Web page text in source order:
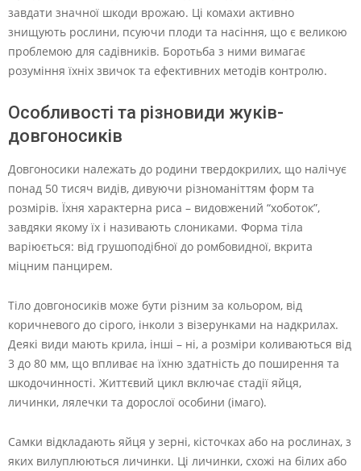
завдати значної шкоди врожаю. Ці комахи активно
знищують рослини, псуючи плоди та насіння, що є великою
проблемою для садівників. Боротьба з ними вимагає
розуміння їхніх звичок та ефективних методів контролю.
Особливості та різновиди жуків-
довгоносиків
Довгоносики належать до родини твердокрилих, що налічує
понад 50 тисяч видів, дивуючи різноманіттям форм та
розмірів. Їхня характерна риса – видовжений “хоботок”,
завдяки якому їх і називають слониками. Форма тіла
варіюється: від грушоподібної до ромбовидної, вкрита
міцним панцирем.
Тіло довгоносиків може бути різним за кольором, від
коричневого до сірого, інколи з візерунками на надкрилах.
Деякі види мають крила, інші – ні, а розміри коливаються від
3 до 80 мм, що впливає на їхню здатність до поширення та
шкодочинності. Життєвий цикл включає стадії яйця,
личинки, лялечки та дорослої особини (імаго).
Самки відкладають яйця у зерні, кісточках або на рослинах, з
яких вилуплюються личинки. Ці личинки, схожі на білих або